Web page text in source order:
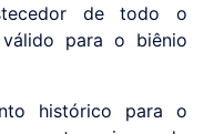
de todo o
para o biênio
histórico para o